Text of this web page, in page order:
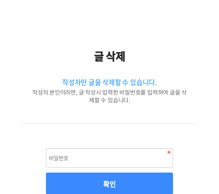
글 삭제
작성자만 글을 삭제할 수 있습니다.
작성자 본인이라면, 글 작성시 입력한 비밀번호를 입력하여 글을 삭
제할 수 있습니다.